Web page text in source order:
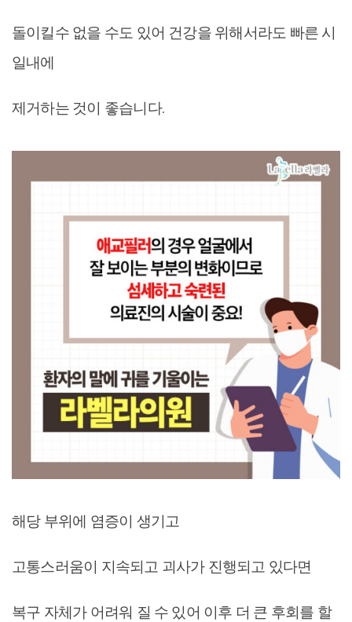
돌이킬수 없을 수도 있어 건강을 위해서라도 빠른 시
일내에
제거하는 것이 좋습니다.
해당 부위에 염증이 생기고
고통스러움이 지속되고 괴사가 진행되고 있다면
복구 자체가 어려워 질 수 있어 이후 더 큰 후회를 할